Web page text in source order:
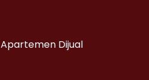
Apartemen Dijual